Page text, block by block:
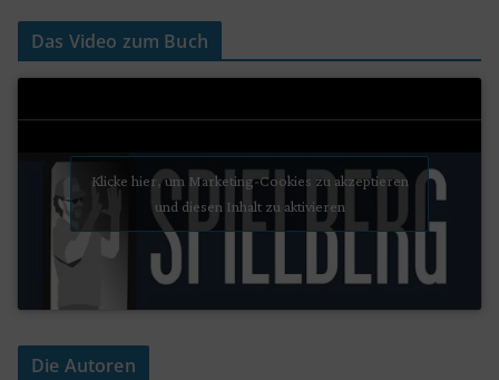
Das Video zum Buch
Klicke hier, um Marketing-Cookies zu akzeptieren
und diesen Inhalt zu aktivieren
Die Autoren